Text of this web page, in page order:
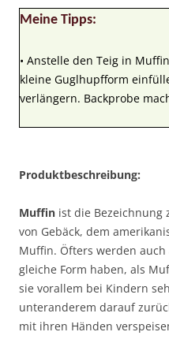
Meine Tipps:
• Anstelle den Teig in
kleine Guglhupfform
verlängern. Backprobe
Produktbeschreibung:
Muffin ist die Bezeichnung
von Gebäck, dem
Muffin. Öfters werden
gleiche Form haben, als
sie vorallem bei Kindern
unteranderem darauf
mit ihren Händen